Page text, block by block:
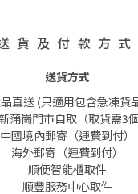
貨及付款方式
送貨方式
直送 (只適用包含急凍貨
蒲崗門市自取（取貨需3個
中國境內郵寄（運費到付）
海外郵寄（運費到付）
順便智能櫃取件
順豐服務中心取件